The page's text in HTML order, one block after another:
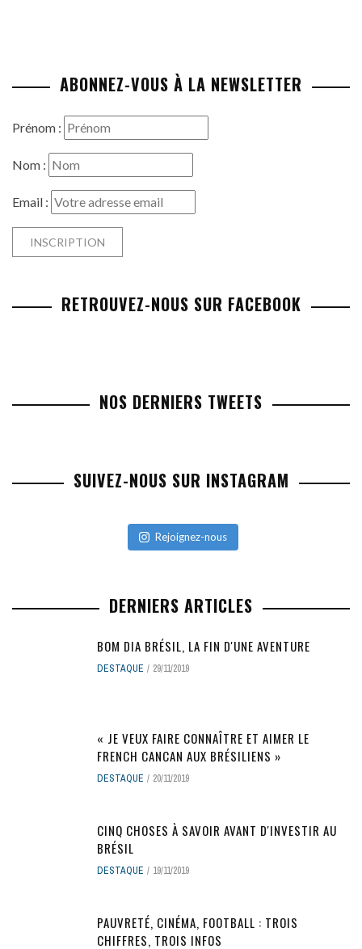
ABONNEZ-VOUS À LA NEWSLETTER
Prénom :
Nom :
Email :
RETROUVEZ-NOUS SUR FACEBOOK
NOS DERNIERS TWEETS
SUIVEZ-NOUS SUR INSTAGRAM
Rejoignez-nous
DERNIERS ARTICLES
BOM DIA BRÉSIL, LA FIN D'UNE AVENTURE
DESTAQUE 29/11/2019
« JE VEUX FAIRE CONNAÎTRE ET AIMER LE
FRENCH CANCAN AUX BRÉSILIENS »
DESTAQUE 20/11/2019
CINQ CHOSES À SAVOIR AVANT D'INVESTIR AU
BRÉSIL
DESTAQUE 19/11/2019
PAUVRETÉ, CINÉMA, FOOTBALL : TROIS
CHIFFRES, TROIS INFOS